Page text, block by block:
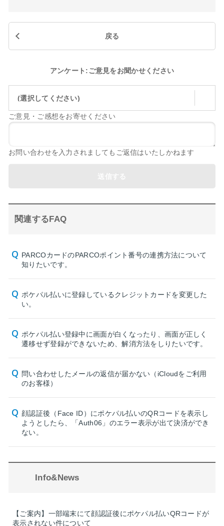
戻る
アンケート:ご意見をお聞かせください
(選択してください)
ご意見・ご感想をお寄せください
お問い合わせを入力されましてもご返信はいたしかねます
関連するFAQ
PARCOカードのPARCOポイント番号の連携方法について
知りたいです。
ポケパル払いに登録しているクレジットカードを変更した
い。
ポケパル払い登録中に画面が白くなったり、画面が正しく
遷移せず登録ができないため、解消方法をしりたいです。
問い合わせしたメールの返信が届かない（iCloudをご利用
のお客様）
顔認証後（Face ID）にポケパル払いのQRコードを表示し
ようとしたら、「Auth06」のエラー表示が出て決済ができ
ない。
Info&News
【ご案内】一部端末にて顔認証後にポケパル払いQRコードが
表示されない件について